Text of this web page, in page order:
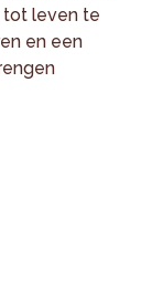
tot leven te
en een